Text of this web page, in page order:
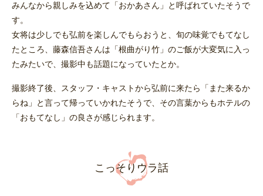
みんなから親しみを込めて「おかあさん」と呼ばれていたそうで
す。
女将は少しでも弘前を楽しんでもらおうと、旬の味覚でもてなし
たところ、藤森信吾さんは「根曲がり竹」のご飯が大変気に入っ
たみたいで、撮影中も話題になっていたとか。
撮影終了後、スタッフ・キャストから弘前に来たら「また来るか
らね」と言って帰っていかれたそうで、その言葉からもホテルの
「おもてなし」の良さが感じられます。
こっそりウラ話